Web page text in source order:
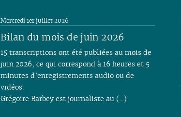
Bilan du mois de juin 2026
Mercredi 1er juillet 2026
15 transcriptions ont été publiées au mois de
juin 2026, ce qui correspond à 16 heures et 5
minutes d’enregistrements audio ou de
vidéos.
Grégoire Barbey est journaliste au (…)